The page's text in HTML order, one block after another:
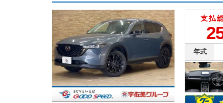
支払
年式